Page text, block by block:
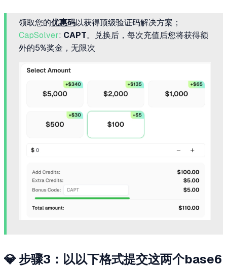
领取您的优惠码以获得顶级验证码解决方案；
CapSolver: CAPT。兑换后，每次充值后您将获得额
外的5%奖金，无限次
💎 步骤3：以以下格式提交这两个base6